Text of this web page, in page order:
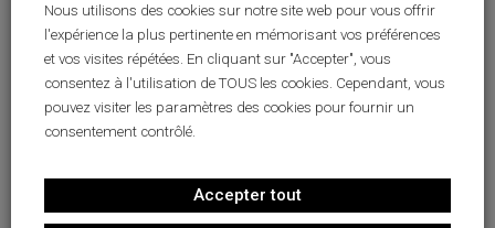
POST-FORMATION
Lyon - La Duchère - U16 Régional 1
Nous utilisons des cookies sur notre site web pour vous offrir
l'expérience la plus pertinente en mémorisant vos préférences
et vos visites répétées. En cliquant sur "Accepter", vous
consentez à l'utilisation de TOUS les cookies. Cependant, vous
pouvez visiter les paramètres des cookies pour fournir un
consentement contrôlé.
Accepter tout